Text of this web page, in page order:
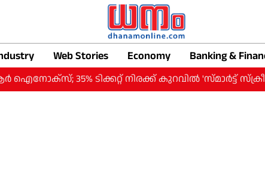
Web Stories Economy Banking &
35% ടിക്കറ്റ് നിരക്ക് കുറവില്‍ 'സ്മാര്‍ട്ട് സ്‌ക്രീന്‍'